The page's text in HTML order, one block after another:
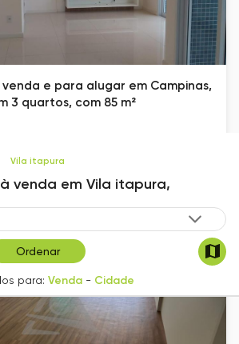
Vila itapura
à venda em Vila itapura,
Ordenar
para: Venda - Cidade
e para alugar em Campinas,
3 quartos, com 85 m²